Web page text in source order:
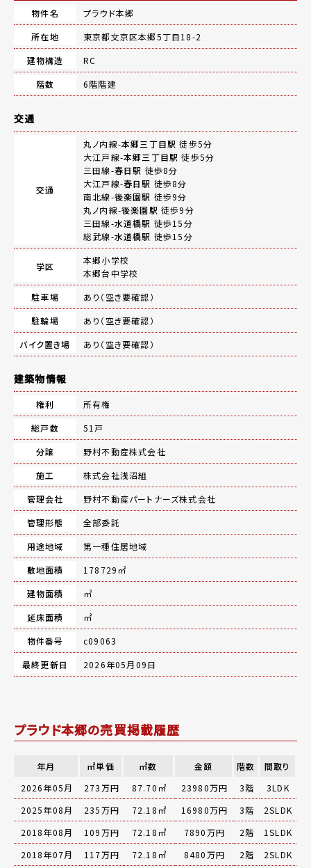
物件名
プラウド本郷
所在地
東京都文京区本郷5丁目18-2
建物構造
RC
階数
6階階建
交通
交通
丸ノ内線-本郷三丁目駅 徒歩5分
大江戸線-本郷三丁目駅 徒歩5分
三田線-春日駅 徒歩8分
大江戸線-春日駅 徒歩8分
南北線-後楽園駅 徒歩9分
丸ノ内線-後楽園駅 徒歩9分
三田線-水道橋駅 徒歩15分
総武線-水道橋駅 徒歩15分
学区
本郷小学校
本郷台中学校
駐車場
あり（空き要確認）
駐輪場
あり（空き要確認）
バイク置き場
あり（空き要確認）
建築物情報
権利
所有権
総戸数
51戸
分譲
野村不動産株式会社
施工
株式会社浅沼組
管理会社
野村不動産パートナーズ株式会社
管理形態
全部委託
用途地域
第一種住居地域
敷地面積
178729㎡
建物面積
㎡
延床面積
㎡
物件番号
c09063
最終更新日
2026年05月09日
プラウド本郷の売買掲載履歴
年月 ㎡単価 ㎡数 金額 階数
間取り
2026年05月
273万円 87.70㎡ 23980万円 3階
3LDK
2025年08月
235万円 72.18㎡ 16980万円 3階
2SLDK
2018年08月
109万円 72.18㎡ 7890万円 2階
1SLDK
2018年07月
117万円 72.18㎡ 8480万円 2階
2SLDK